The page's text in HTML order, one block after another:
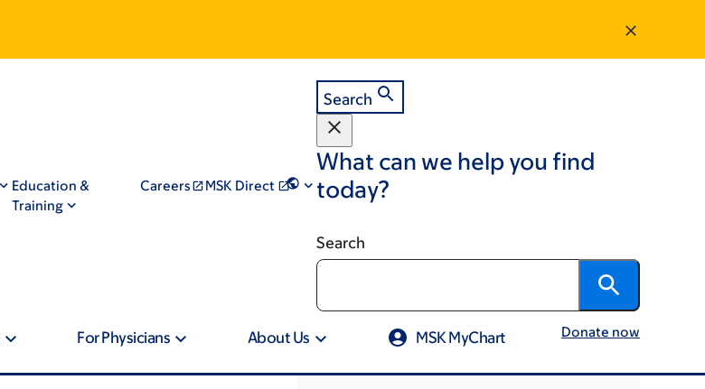
Education &
Training
Careers MSK Direct
Search
What can we help you find
today?
Search
For Physicians About Us MSK MyChart Donate now